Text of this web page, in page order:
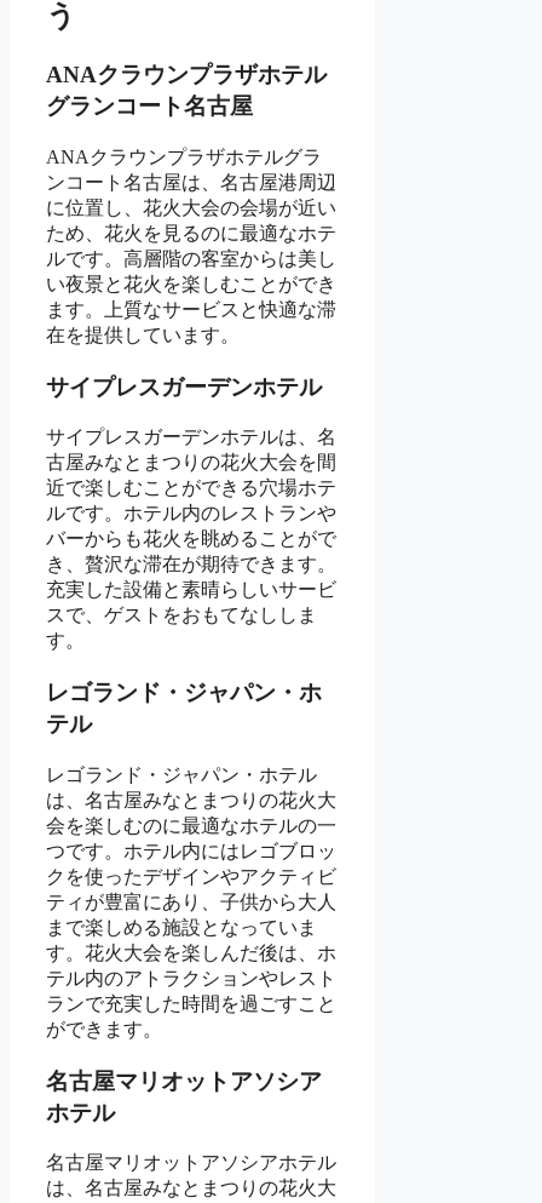
う
ANAクラウンプラザホテル
グランコート名古屋
ANAクラウンプラザホテルグラ
ンコート名古屋は、名古屋港周辺
に位置し、花火大会の会場が近い
ため、花火を見るのに最適なホテ
ルです。高層階の客室からは美し
い夜景と花火を楽しむことができ
ます。上質なサービスと快適な滞
在を提供しています。
サイプレスガーデンホテル
サイプレスガーデンホテルは、名
古屋みなとまつりの花火大会を間
近で楽しむことができる穴場ホテ
ルです。ホテル内のレストランや
バーからも花火を眺めることがで
き、贅沢な滞在が期待できます。
充実した設備と素晴らしいサービ
スで、ゲストをおもてなししま
す。
レゴランド・ジャパン・ホ
テル
レゴランド・ジャパン・ホテル
は、名古屋みなとまつりの花火大
会を楽しむのに最適なホテルの一
つです。ホテル内にはレゴブロッ
クを使ったデザインやアクティビ
ティが豊富にあり、子供から大人
まで楽しめる施設となっていま
す。花火大会を楽しんだ後は、ホ
テル内のアトラクションやレスト
ランで充実した時間を過ごすこと
ができます。
名古屋マリオットアソシア
ホテル
名古屋マリオットアソシアホテル
は、名古屋みなとまつりの花火大